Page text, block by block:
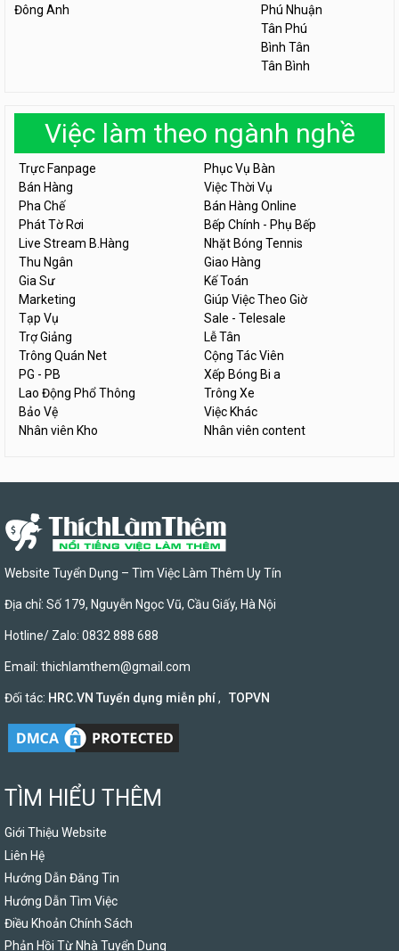
Đông Anh
Phú Nhuận
Tân Phú
Bình Tân
Tân Bình
Việc làm theo ngành nghề
Trực Fanpage
Phục Vụ Bàn
Bán Hàng
Việc Thời Vụ
Pha Chế
Bán Hàng Online
Phát Tờ Rơi
Bếp Chính - Phụ Bếp
Live Stream B.Hàng
Nhặt Bóng Tennis
Thu Ngân
Giao Hàng
Gia Sư
Kế Toán
Marketing
Giúp Việc Theo Giờ
Tạp Vụ
Sale - Telesale
Trợ Giảng
Lễ Tân
Trông Quán Net
Cộng Tác Viên
PG - PB
Xếp Bóng Bi a
Lao Động Phổ Thông
Trông Xe
Bảo Vệ
Việc Khác
Nhân viên Kho
Nhân viên content
Website Tuyển Dụng – Tìm Việc Làm Thêm Uy Tín
Địa chỉ: Số 179, Nguyễn Ngọc Vũ, Cầu Giấy, Hà Nội
Hotline/ Zalo: 0832 888 688
Email: thichlamthem@gmail.com
Đối tác: HRC.VN Tuyển dụng miễn phí, TOPVN
TÌM HIỂU THÊM
Giới Thiệu Website
Liên Hệ
Hướng Dẫn Đăng Tin
Hướng Dẫn Tìm Việc
Điều Khoản Chính Sách
Phản Hồi Từ Nhà Tuyển Dụng